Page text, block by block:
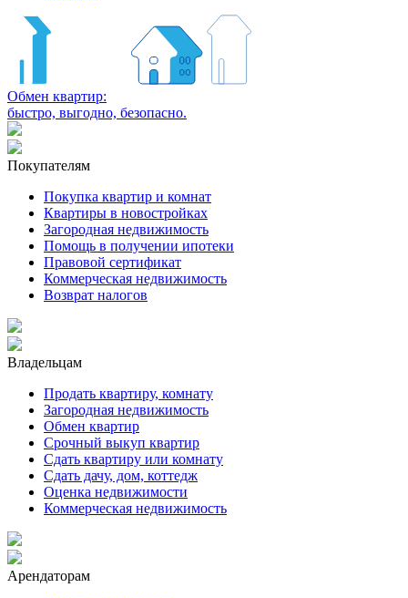
Обмен квартир:
быстро, выгодно, безопасно.
Покупателям
Покупка квартир и комнат
Квартиры в новостройках
Загородная недвижимость
Помощь в получении ипотеки
Правовой сертификат
Коммерческая недвижимость
Возврат налогов
Владельцам
Продать квартиру, комнату
Загородная недвижимость
Обмен квартир
Срочный выкуп квартир
Сдать квартиру или комнату
Сдать дачу, дом, коттедж
Оценка недвижимости
Коммерческая недвижимость
Арендаторам